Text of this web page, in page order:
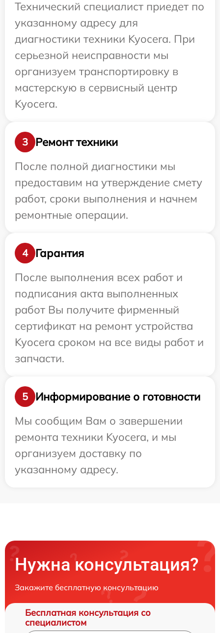
Технический специалист приедет по
указанному адресу для
диагностики техники Kyocera. При
серьезной неисправности мы
организуем транспортировку в
мастерскую в сервисный центр
Kyocera.
3
Ремонт техники
После полной диагностики мы
предоставим на утверждение смету
работ, сроки выполнения и начнем
ремонтные операции.
4
Гарантия
После выполнения всех работ и
подписания акта выполненных
работ Вы получите фирменный
сертификат на ремонт устройства
Kyocera сроком на все виды работ и
запчасти.
5
Информирование о готовности
Мы сообщим Вам о завершении
ремонта техники Kyocera, и мы
организуем доставку по
указанному адресу.
Нужна консультация?
Закажите бесплатную консультацию
Бесплатная консультация со
специалистом